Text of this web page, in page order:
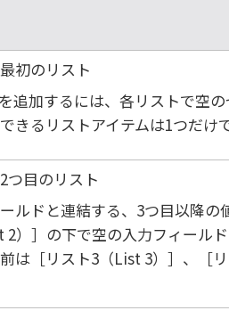
初のリスト
追加するには、各リストで空
きるリストアイテムは1つだけで
つ目のリスト
ルドと連結する、3つ目以降の
）
の下で空の入力フィール
は
リスト3（List 3） 、